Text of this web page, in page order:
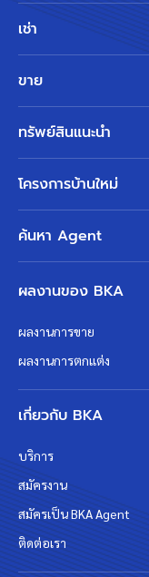
เช่า
ขาย
ทรัพย์สินแนะนำ
โครงการบ้านใหม่
ค้นหา Agent
ผลงานของ BKA
ผลงานการขาย
ผลงานการตกแต่ง
เกี่ยวกับ BKA
บริการ
สมัครงาน
สมัครเป็น BKA Agent
ติดต่อเรา